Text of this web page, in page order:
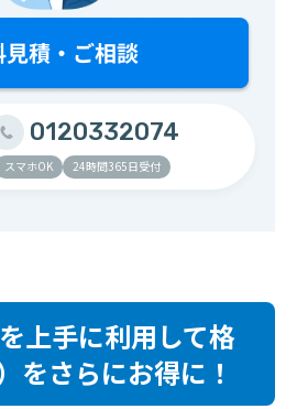
0120332074
スマホOK 24時間365日受付
上手に利用して格
をさらにお得に！